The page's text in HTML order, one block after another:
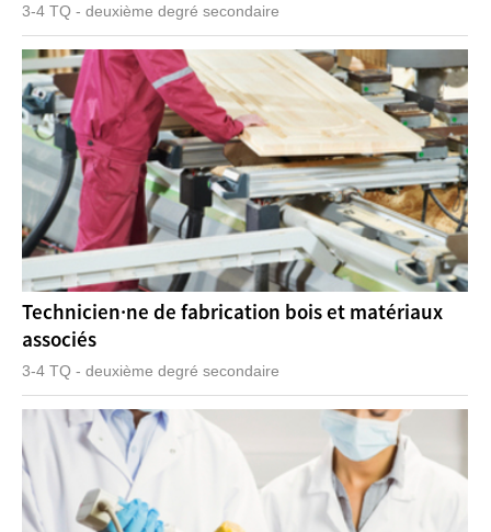
3-4 TQ - deuxième degré secondaire
Technicien·ne de fabrication bois et matériaux
associés
3-4 TQ - deuxième degré secondaire